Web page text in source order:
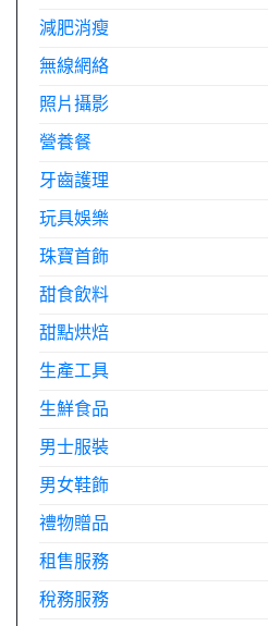
減肥消瘦
無線網絡
照片攝影
營養餐
牙齒護理
玩具娛樂
珠寶首飾
甜食飲料
甜點烘焙
生產工具
生鮮食品
男士服裝
男女鞋飾
禮物贈品
租售服務
稅務服務